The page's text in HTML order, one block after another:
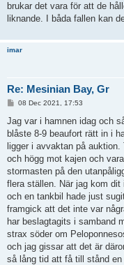
brukar det vara för att de
liknande. I båda fallen kan
imar
Re: Mesinian Bay, Gr
P
s
08 Dec 2021, 17:53
Jag var i hamnen idag och
blåste 8-9 beaufort rätt in i
ligger i avvaktan på auktion.
och högg mot kajen och
stormasten på den
flera ställen. När jag kom dit
och en tankbil hade just
framgick att det inte var
har beslagtagits i samband
strax söder om
och jag gissar att det är
så lång tid att få till stånd